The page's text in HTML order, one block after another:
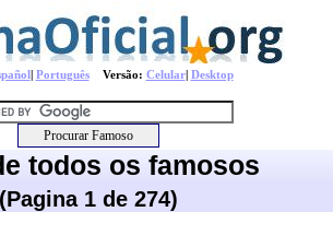
| PortuguêsVersão: Celular| Desktop
todos os famosos
(Pagina 1 de 274)